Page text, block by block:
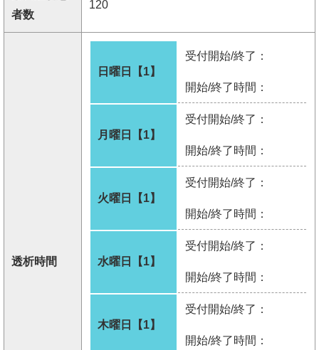
者数
120
透析時間
日曜日【1】
受付開始/終了：
開始/終了時間：
月曜日【1】
受付開始/終了：
開始/終了時間：
火曜日【1】
受付開始/終了：
開始/終了時間：
水曜日【1】
受付開始/終了：
開始/終了時間：
木曜日【1】
受付開始/終了：
開始/終了時間：